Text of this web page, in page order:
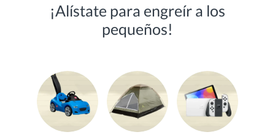
¡Alístate para engreír a los
pequeños!